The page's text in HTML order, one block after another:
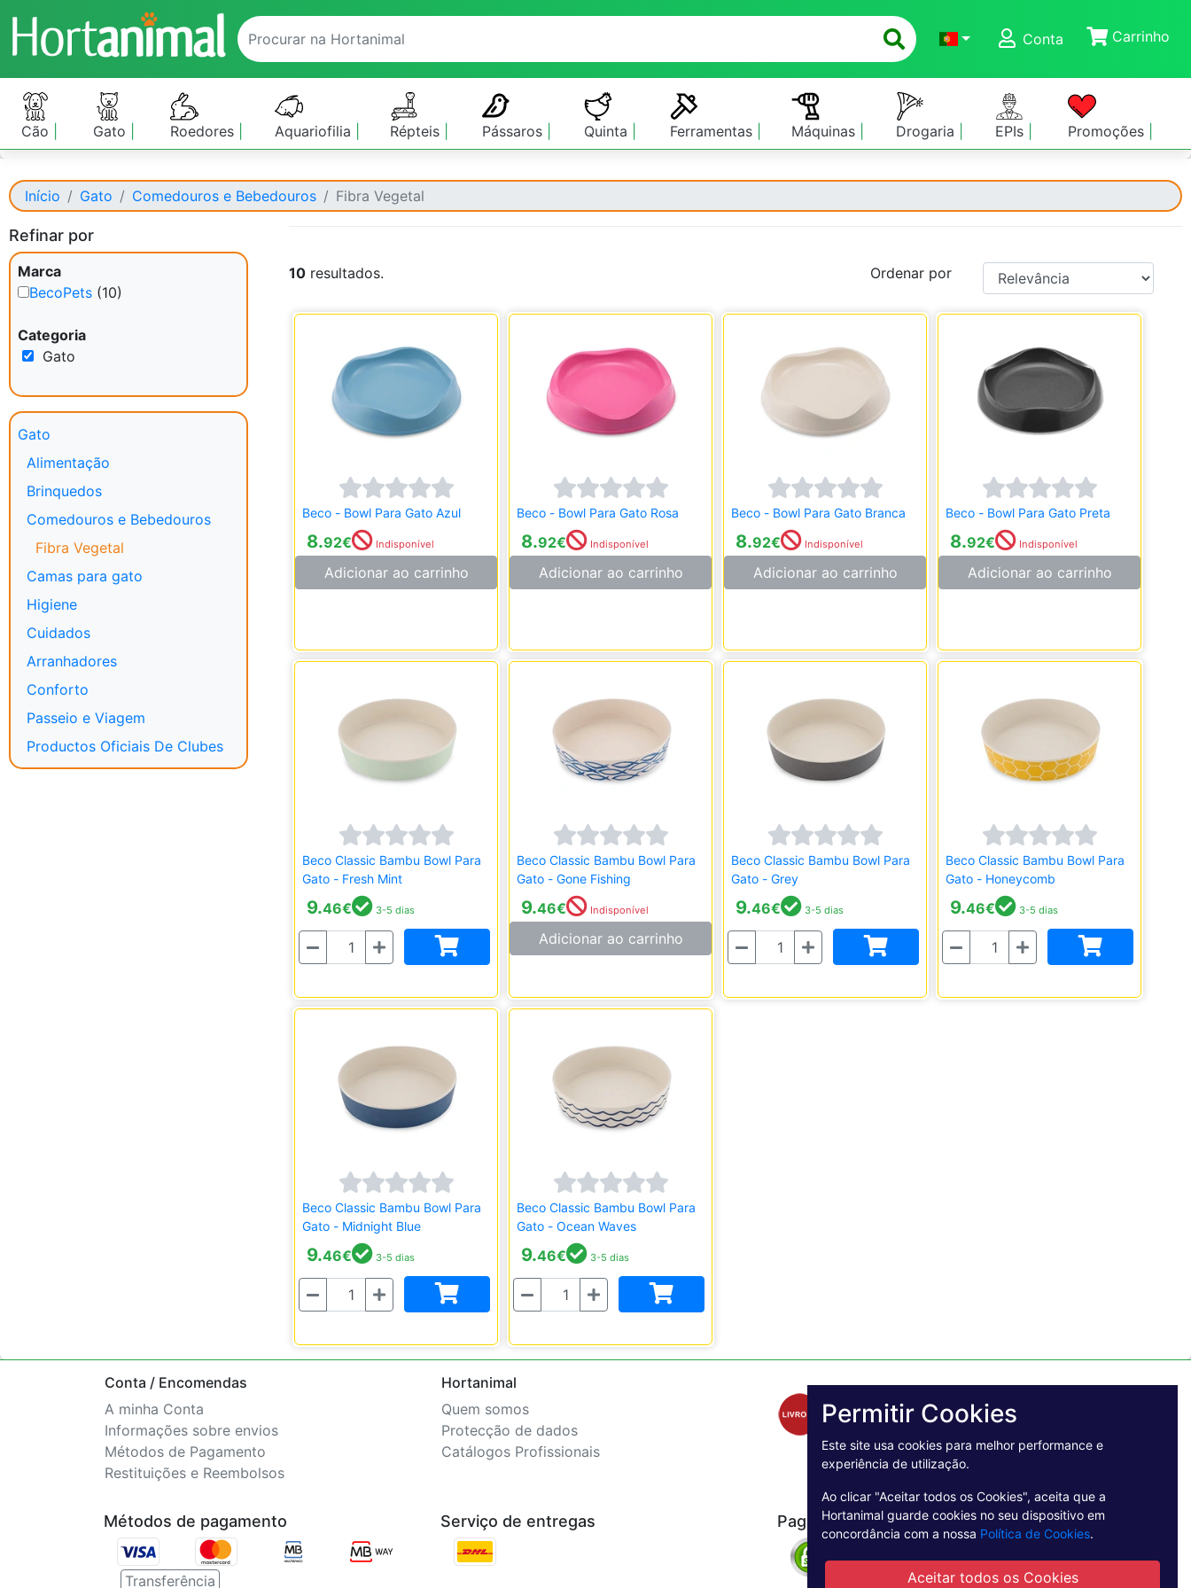
Conta
Carrinho
Cão Gato Roedores Aquariofilia Répteis Pássaros Quinta Ferramentas Máquinas Drogaria EPIs Promoções
Início Gato Comedouros e Bebedouros Fibra Vegetal
Refinar por
Marca
BecoPets (10)
Categoria
Gato
Gato
Alimentação
Brinquedos
Comedouros e Bebedouros
Fibra Vegetal
Camas para gato
Higiene
Cuidados
Arranhadores
Conforto
Passeio e Viagem
Productos Oficiais De Clubes
10 resultados. Ordenar por
Beco - Bowl Para Gato Azul
8.92€ Indisponível
Adicionar ao carrinho
Beco - Bowl Para Gato Rosa
8.92€ Indisponível
Adicionar ao carrinho
Beco - Bowl Para Gato Branca
8.92€ Indisponível
Adicionar ao carrinho
Beco - Bowl Para Gato Preta
8.92€ Indisponível
Adicionar ao carrinho
Beco Classic Bambu Bowl Para
Gato - Fresh Mint
9.46€ 3-5 dias
Quantidade
Beco Classic Bambu Bowl Para
Gato - Gone Fishing
9.46€ Indisponível
Adicionar ao carrinho
Beco Classic Bambu Bowl Para
Gato - Grey
9.46€ 3-5 dias
Quantidade
Beco Classic Bambu Bowl Para
Gato - Honeycomb
9.46€ 3-5 dias
Quantidade
Beco Classic Bambu Bowl Para
Gato - Midnight Blue
9.46€ 3-5 dias
Quantidade
Beco Classic Bambu Bowl Para
Gato - Ocean Waves
9.46€ 3-5 dias
Quantidade
Conta / Encomendas
A minha Conta
Informações sobre envios
Métodos de Pagamento
Restituições e Reembolsos
Hortanimal
Quem somos
Protecção de dados
Catálogos Profissionais
Métodos de pagamento
Transferência
Serviço de entregas Pagamento Seguro
Permitir Cookies
Este site usa cookies para melhor performance e
experiência de utilização.
Ao clicar "Aceitar todos os Cookies", aceita que a
Hortanimal guarde cookies no seu dispositivo em
concordância com a nossa Política de Cookies.
Aceitar todos os Cookies